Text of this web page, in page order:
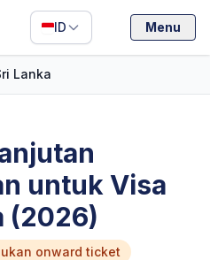
ID
Filipino
Deutsch
Menu
Lanka
untuk Visa
(2026)
onward ticket